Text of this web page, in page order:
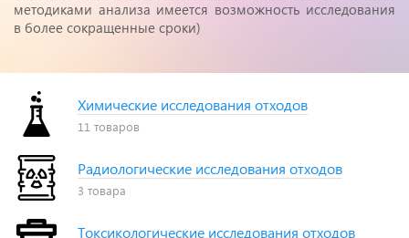
методиками анализа имеется возможность исследования
в более сокращенные сроки)
Химические исследования отходов
11 товаров
Радиологические исследования отходов
3 товара
Токсикологические исследования отходов